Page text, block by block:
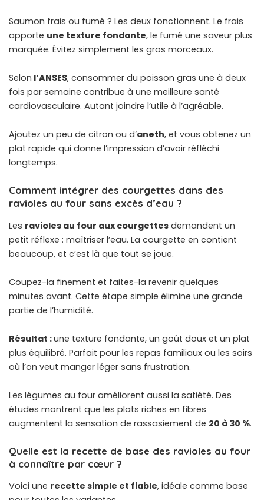
Saumon frais ou fumé ? Les deux fonctionnent. Le frais
apporte une texture fondante, le fumé une saveur plus
marquée. Évitez simplement les gros morceaux.
Selon l’ANSES, consommer du poisson gras une à deux
fois par semaine contribue à une meilleure santé
cardiovasculaire. Autant joindre l’utile à l’agréable.
Ajoutez un peu de citron ou d’aneth, et vous obtenez un
plat rapide qui donne l’impression d’avoir réfléchi
longtemps.
Comment intégrer des courgettes dans des
ravioles au four sans excès d’eau ?
Les ravioles au four aux courgettes demandent un
petit réflexe : maîtriser l’eau. La courgette en contient
beaucoup, et c’est là que tout se joue.
Coupez-la finement et faites-la revenir quelques
minutes avant. Cette étape simple élimine une grande
partie de l’humidité.
Résultat :une texture fondante, un goût doux et un plat
plus équilibré. Parfait pour les repas familiaux ou les soirs
où l’on veut manger léger sans frustration.
Les légumes au four améliorent aussi la satiété. Des
études montrent que les plats riches en fibres
augmentent la sensation de rassasiement de 20 à 30 %.
Quelle est la recette de base des ravioles au four
à connaître par cœur ?
Voici une recette simple et fiable, idéale comme base